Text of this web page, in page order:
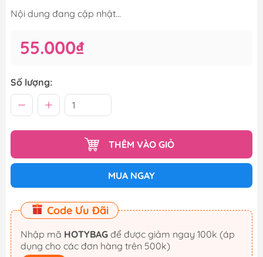
Nội dung đang cập nhật...
55.000₫
Số lượng:
THÊM VÀO GIỎ
MUA NGAY
Code Ưu Đãi
Nhập mã HOTYBAG
dụng cho các đơn hàng trên 500k)